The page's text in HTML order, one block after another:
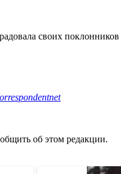
своих поклонников
об этом редакции.